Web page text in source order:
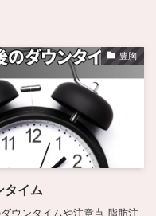
豊胸
タイム
ウンタイムや注意点 脂肪注